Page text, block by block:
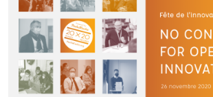
Recherche scientifique
Hackathons passés
Témoignages